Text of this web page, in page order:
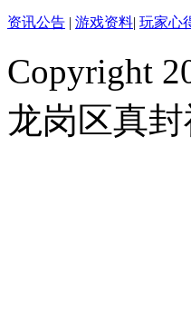
资讯公告 | 游戏资料| 玩家心
Copyright
龙岗区真